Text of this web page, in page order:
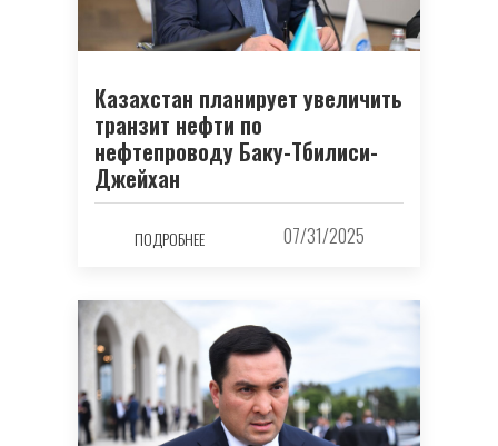
Казахстан планирует увеличить
транзит нефти по
нефтепроводу Баку-Тбилиси-
Джейхан
ПОДРОБНЕЕ 07/31/2025